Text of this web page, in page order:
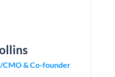
CMO & Co-founder